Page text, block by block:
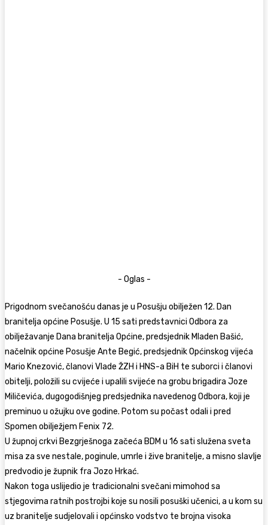
- Oglas -
Prigodnom svečanošću danas je u Posušju obilježen 12. Dan
branitelja općine Posušje. U 15 sati predstavnici Odbora za
obilježavanje Dana branitelja Općine, predsjednik Mladen Bašić,
načelnik općine Posušje Ante Begić, predsjednik Općinskog vijeća
Mario Knezović, članovi Vlade ŽZH i HNS-a BiH te suborci i članovi
obitelji, položili su cvijeće i upalili svijeće na grobu brigadira Joze
Miličevića, dugogodišnjeg predsjednika navedenog Odbora, koji je
preminuo u ožujku ove godine. Potom su počast odali i pred
Spomen obilježjem Fenix 72.
U župnoj crkvi Bezgrješnoga začeća BDM u 16 sati služena sveta
misa za sve nestale, poginule, umrle i žive branitelje, a misno slavlje
predvodio je župnik fra Jozo Hrkać.
Nakon toga uslijedio je tradicionalni svečani mimohod sa
stjegovima ratnih postrojbi koje su nosili posuški učenici, a u kom su
uz branitelje sudjelovali i općinsko vodstvo te brojna visoka